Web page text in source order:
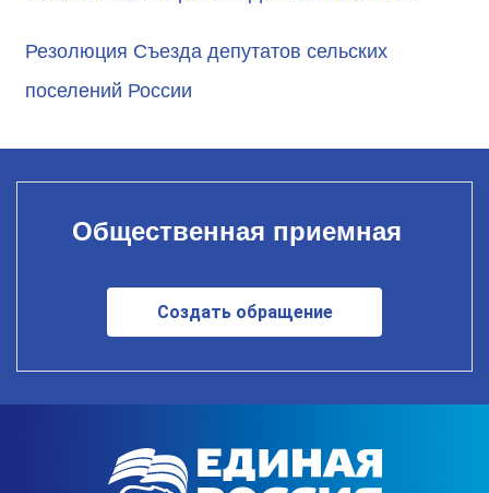
Резолюция Съезда депутатов сельских
поселений России
Общественная приемная
Создать обращение